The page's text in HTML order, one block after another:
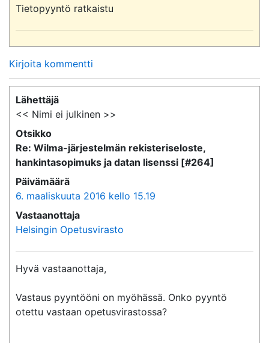
Tietopyyntö ratkaistu
Kirjoita kommentti
Lähettäjä
<< Nimi ei julkinen >>
Otsikko
Re: Wilma-järjestelmän rekisteriseloste,
hankintasopimuks ja datan lisenssi [#264]
Päivämäärä
6. maaliskuuta 2016 kello 15.19
Vastaanottaja
Helsingin Opetusvirasto
Hyvä vastaanottaja,
Vastaus pyyntööni on myöhässä. Onko pyyntö
otettu vastaan opetusvirastossa?
...